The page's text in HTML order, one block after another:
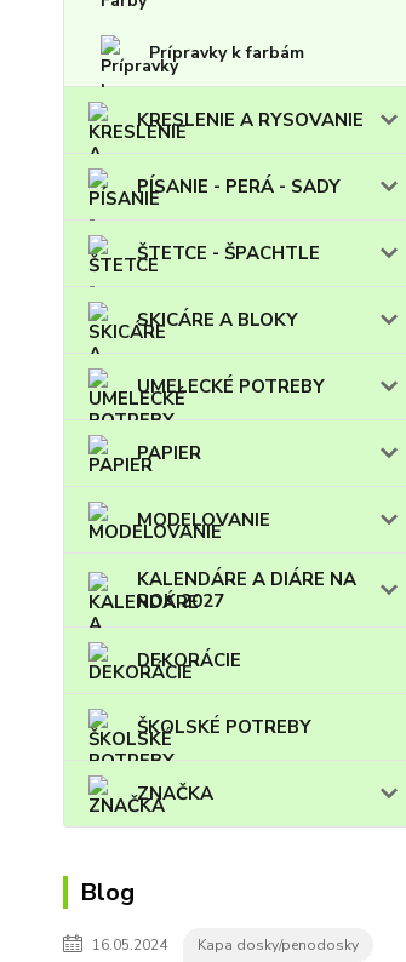
Prípravky k farbám
KRESLENIE A RYSOVANIE
PÍSANIE - PERÁ - SADY
ŠTETCE - ŠPACHTLE
SKICÁRE A BLOKY
UMELECKÉ POTREBY
PAPIER
MODELOVANIE
KALENDÁRE A DIÁRE NA
ROK 2027
DEKORÁCIE
ŠKOLSKÉ POTREBY
ZNAČKA
Blog
16.05.2024 Kapa dosky/penodosky